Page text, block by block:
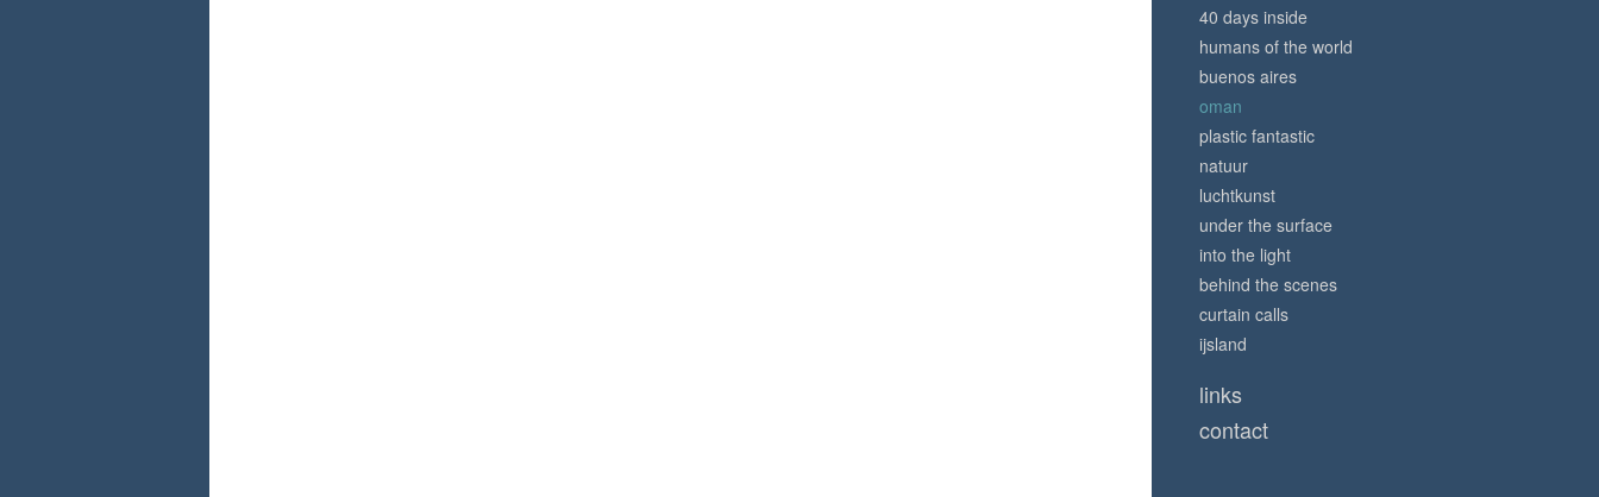
40 days inside
humans of the world
buenos aires
oman
plastic fantastic
natuur
luchtkunst
under the surface
into the light
behind the scenes
curtain calls
ijsland
links
contact